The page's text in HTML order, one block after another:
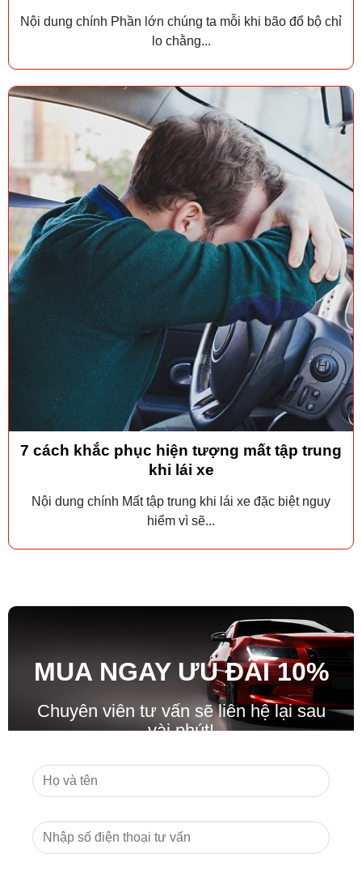
Nội dung chính Phần lớn chúng ta mỗi khi bão đổ bộ chỉ
lo chằng...
7 cách khắc phục hiện tượng mất tập trung
khi lái xe
Nội dung chính Mất tập trung khi lái xe đặc biệt nguy
hiểm vì sẽ...
MUA NGAY ƯU ĐÃI10%
Chuyên viên tư vấn sẽ liên hệ lại sau
vài phút!